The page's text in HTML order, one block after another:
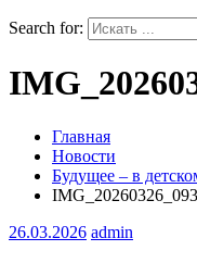
Search for:
Главная
Новости
Будущее – в
26.03.2026 admin